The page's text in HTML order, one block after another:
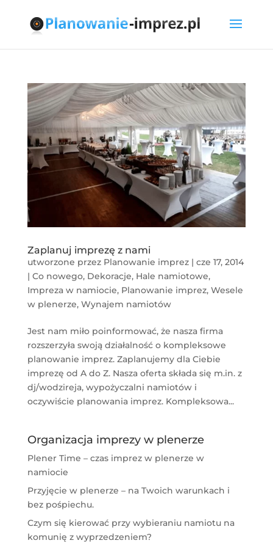
Zaplanuj imprezę z nami
utworzone przez Planowanie imprez| cze 17, 2014
| Co nowego, Dekoracje, Hale namiotowe,
Impreza w namiocie, Planowanie imprez, Wesele
w plenerze, Wynajem namiotów
Jest nam miło poinformować, że nasza firma
rozszerzyła swoją działalność o kompleksowe
planowanie imprez. Zaplanujemy dla Ciebie
imprezę od A do Z. Nasza oferta składa się m.in. z
dj/wodzireja, wypożyczalni namiotów i
oczywiście planowania imprez. Kompleksowa...
Organizacja imprezy w plenerze
Plener Time – czas imprez w plenerze w
namiocie
Przyjęcie w plenerze – na Twoich warunkach i
bez pośpiechu.
Czym się kierować przy wybieraniu namiotu na
komunię z wyprzedzeniem?